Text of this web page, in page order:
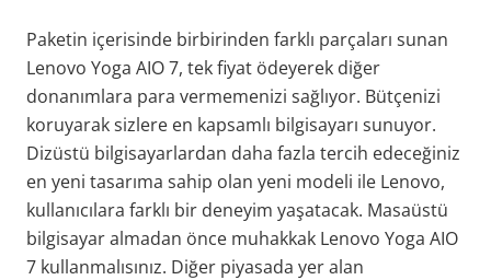
Paketin içerisinde birbirinden farklı parçaları sunan
Lenovo Yoga AIO 7, tek fiyat ödeyerek diğer
donanımlara para vermemenizi sağlıyor. Bütçenizi
koruyarak sizlere en kapsamlı bilgisayarı sunuyor.
Dizüstü bilgisayarlardan daha fazla tercih edeceğiniz
en yeni tasarıma sahip olan yeni modeli ile Lenovo,
kullanıcılara farklı bir deneyim yaşatacak. Masaüstü
bilgisayar almadan önce muhakkak Lenovo Yoga AIO
7 kullanmalısınız. Diğer piyasada yer alan